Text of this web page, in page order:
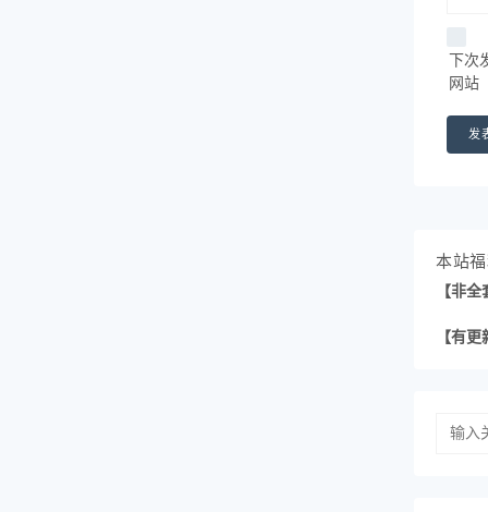
下次
网站
本站
【非
【有